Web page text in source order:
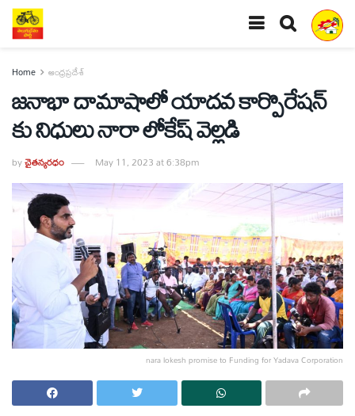
Home ఆంధ్రప్రదేశ్
జనాభా దామాషాలో యాదవ కార్పొరేషన్
కు నిధులు నారా లోకేష్ వెల్లడి
byచైతన్యరధం May 11, 2023 at 6:38pm
nara lokesh promise to Funding for Yadava Corporation